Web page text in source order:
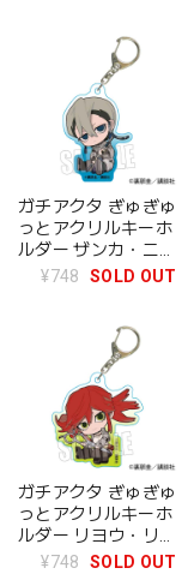
ガチアクタ ぎゅぎゅ
っとアクリルキーホ
ルダー ザンカ・ニジ
¥748 SOLD OUT
ガチアクタ ぎゅぎゅ
っとアクリルキーホ
ルダー リヨウ・リー
パー¥748 SOLD OUT